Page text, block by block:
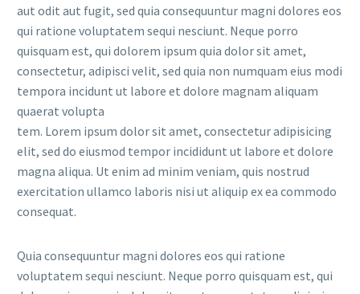
aut odit aut fugit, sed quia consequuntur magni dolores eos
qui ratione voluptatem sequi nesciunt. Neque porro
quisquam est, qui dolorem ipsum quia dolor sit amet,
consectetur, adipisci velit, sed quia non numquam eius modi
tempora incidunt ut labore et dolore magnam aliquam
quaerat volupta
tem. Lorem ipsum dolor sit amet, consectetur adipisicing
elit, sed do eiusmod tempor incididunt ut labore et dolore
magna aliqua. Ut enim ad minim veniam, quis nostrud
exercitation ullamco laboris nisi ut aliquip ex ea commodo
consequat.
Quia consequuntur magni dolores eos qui ratione
voluptatem sequi nesciunt. Neque porro quisquam est, qui